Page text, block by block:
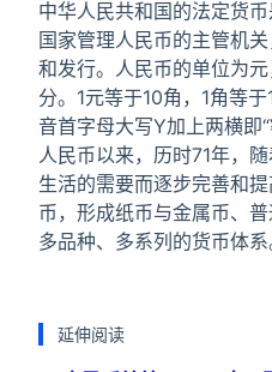
中华人民共和国的法定货
国家管理人民币的主管机
和发行。人民币的单位为元
分。1元等于10角，1角等
音首字母大写Y加上两横即
人民币以来，历时71年，
生活的需要而逐步完善和
币，形成纸币与金属币、
多品种、多系列的货币体系
延伸阅读